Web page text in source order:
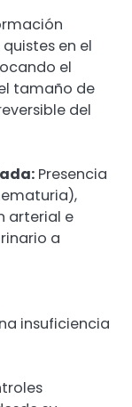
en el
el
tamaño de
del
Presencia
arterial e
a
insuficiencia